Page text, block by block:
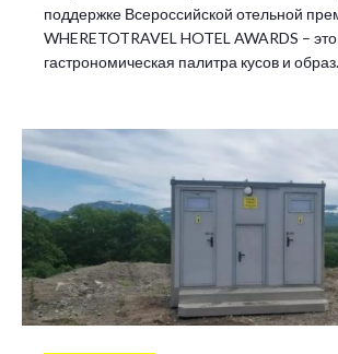
поддержке Всероссийской отельной
WHERETOTRAVEL HOTEL AWARDS –
гастрономическая палитра кусов и